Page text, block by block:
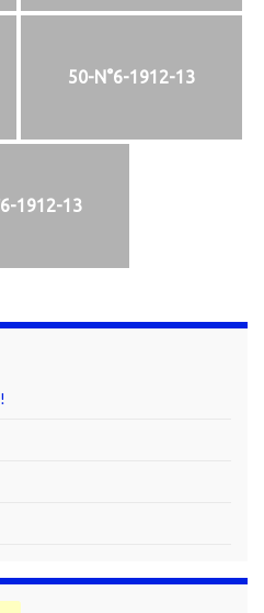
50-N°6-1912-13
1912-13